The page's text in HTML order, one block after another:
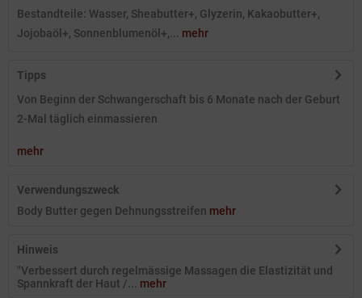
Bestandteile: Wasser, Sheabutter+, Glyzerin, Kakaobutter+,
Jojobaöl+, Sonnenblumenöl+,... mehr
Tipps
Von Beginn der Schwangerschaft bis 6 Monate nach der Geburt
2-Mal täglich einmassieren
mehr
Verwendungszweck
Body Butter gegen Dehnungsstreifen mehr
Hinweis
"Verbessert durch regelmässige Massagen die Elastizität und
Spannkraft der Haut /... mehr